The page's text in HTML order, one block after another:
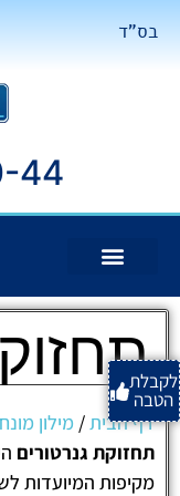
בס"ד
44
לקבלת
הטבה
דף הבית/ מילון
תחזוקת גנרטורים
מקיפות המיועדות